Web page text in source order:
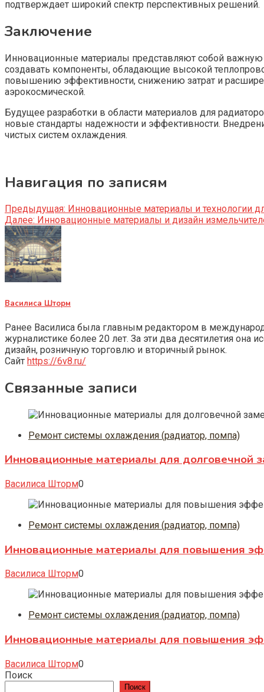
подтверждает широкий спектр перспективных решений.
Заключение
Инновационные материалы представляют собой
создавать компоненты, обладающие высокой
повышению эффективности, снижению затрат и
аэрокосмической.
Будущее разработки в области материалов для
новые стандарты надежности и эффективности.
чистых систем охлаждения.
Навигация по записям
Предыдущая: Инновационные материалы и технологии
Далее: Инновационные материалы и дизайн
Василиса Шторм
Ранее Василиса была главным редактором в
журналистике более 20 лет. За эти два десятилетия
дизайн, розничную торговлю и вторичный рынок.
Сайт https://6v8.ru/
Связанные записи
Ремонт системы охлаждения (радиатор, помпа)
Инновационные материалы для долговечной
Василиса Шторм0
Ремонт системы охлаждения (радиатор, помпа)
Инновационные материалы для повышения
Василиса Шторм0
Ремонт системы охлаждения (радиатор, помпа)
Инновационные материалы для повышения
Василиса Шторм0
Поиск
Поиск